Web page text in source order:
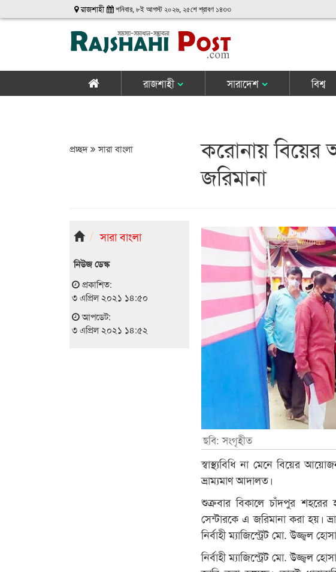
রাজশাহী শনিবার, ৮ই আগস্ট ২০২৬, ২৫শে শ্রাবণ ১৪৩৩
রাজশাহী সারাদেশ বিশ্ব
প্রচ্ছদ সারা বাংলা
করোনায়
জরিমানা
সারা বাংলা
নিউজ ডেস্ক
প্রকাশিত:
৩ এপ্রিল ২০২১ ১৪:৫০
আপডেট:
৩ এপ্রিল ২০২১ ১৪:৫২
ছবি: সংগৃহীত
স্বাস্থ্যবিধি না মেনে বিয়ের
ভ্রাম্যমাণ আদালত।
শুক্রবার বিকালে চাঁদপুর শহরের
সেন্টারকে এ জরিমানা করা হয়।
নির্বাহী ম্যাজিস্ট্রেট মো. উজ্জ্বল
নির্বাহী ম্যাজিস্ট্রেট মো. উজ্জ্বল